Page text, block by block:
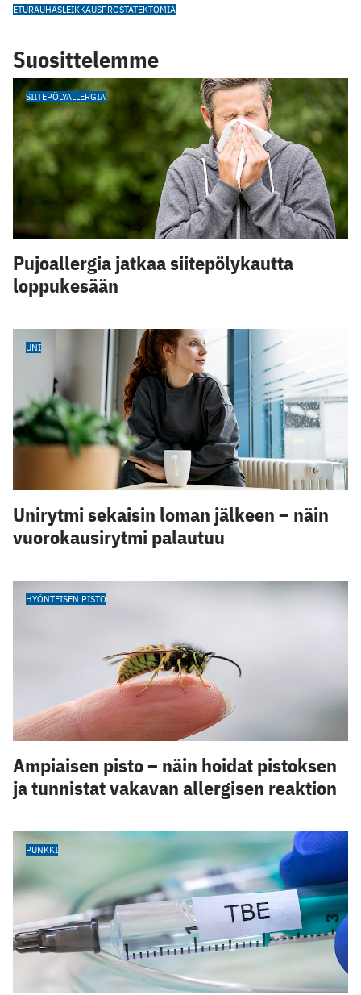
ETURAUHASLEIKKAUSPROSTATEKTOMIA
Suosittelemme
SIITEPÖLYALLERGIA
Pujoallergia jatkaa siitepölykautta
loppukesään
UNI
Unirytmi sekaisin loman jälkeen – näin
vuorokausirytmi palautuu
HYÖNTEISEN PISTO
Ampiaisen pisto – näin hoidat pistoksen
ja tunnistat vakavan allergisen reaktion
PUNKKI